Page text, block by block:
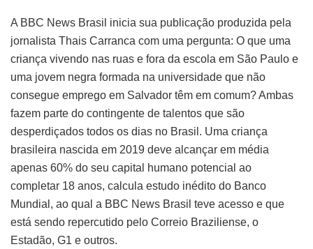
A BBC News Brasil inicia sua publicação produzida pela
jornalista Thais Carranca com uma pergunta: O que uma
criança vivendo nas ruas e fora da escola em São Paulo e
uma jovem negra formada na universidade que não
consegue emprego em Salvador têm em comum? Ambas
fazem parte do contingente de talentos que são
desperdiçados todos os dias no Brasil. Uma criança
brasileira nascida em 2019 deve alcançar em média
apenas 60% do seu capital humano potencial ao
completar 18 anos, calcula estudo inédito do Banco
Mundial, ao qual a BBC News Brasil teve acesso e que
está sendo repercutido pelo Correio Braziliense, o
Estadão, G1 e outros.